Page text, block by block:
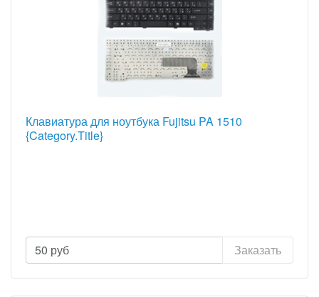
Клавиатура для ноутбука Fujitsu PA 1510
{Category.Title}
50 руб Заказать